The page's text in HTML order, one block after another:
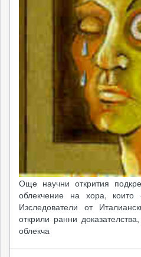
Още научни открития
облекчение на хора, които
Изследователи от
открили ранни
облекча